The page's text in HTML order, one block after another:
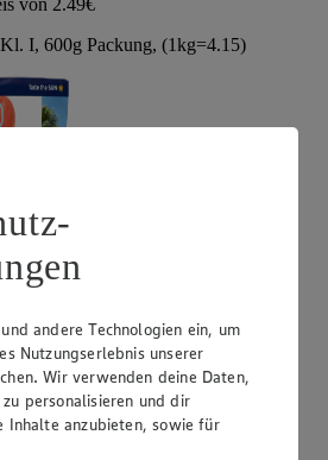
I, 600g Packung, (1kg=4.15)
Kiwi Gold „Jumbo“
von 1.00€
Kl. I, Stück
andere Technologien ein, um
Nutzungserlebnis unserer
Wir verwenden deine Daten,
personalisieren und dir
Inhalte anzubieten, sowie für